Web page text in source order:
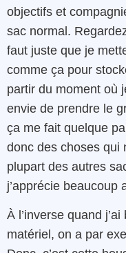
objectifs et
sac normal.
faut juste que je
comme ça pour
partir du moment où
envie de prendre le
ça me fait quelque
donc des choses qui
plupart des autres
j’apprécie beaucoup
À l’inverse quand
matériel, on a par